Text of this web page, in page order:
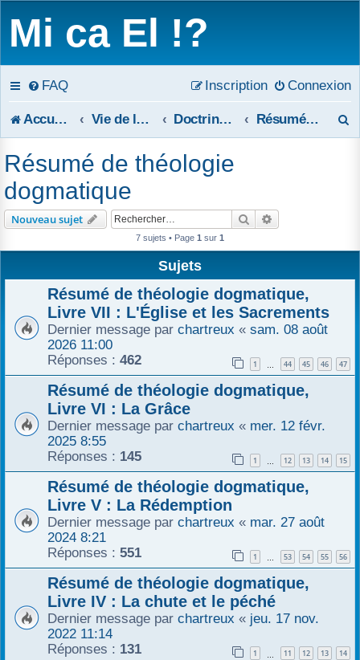
Mi ca El !?
FAQ Connexion
Inscription
Accueil du forum Vie de la Tribune Doctrine et débats sur les principes Résumé de théologie dogmatique
r
Résumé de théologie
dogmatique
Nouveau sujet Rechercher
7 sujets • Page 1 sur 1
Sujets
Résumé de théologie dogmatique,
Livre VII : L'Église et les Sacrements
Dernier message par chartreux « sam. 08 août
2026 11:00
Réponses : 462 1 … 44 45 46 47
Résumé de théologie dogmatique,
Livre VI : La Grâce
Dernier message par chartreux « mer. 12 févr.
2025 8:55
Réponses : 145 1 … 12 13 14 15
Résumé de théologie dogmatique,
Livre V : La Rédemption
Dernier message par chartreux « mar. 27 août
2024 8:21
Réponses : 551 1 … 53 54 55 56
Résumé de théologie dogmatique,
Livre IV : La chute et le péché
Dernier message par chartreux « jeu. 17 nov.
2022 11:14
Réponses : 131 1 11 12 13 14